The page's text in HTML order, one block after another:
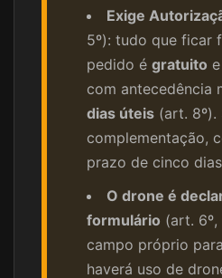
Exige
5º): tudo que ficar
pedido é gratuito
com antecedência
dias úteis (art. 8º).
complementação,
prazo de cinco
O drone é
formulário (art. 6º,
campo próprio
haverá uso de